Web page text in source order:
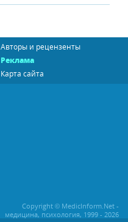
Авторы и рецензенты
Реклама
Карта сайта
Copyright © MedicInform.Net -
медицина, психология, 1999 - 2026